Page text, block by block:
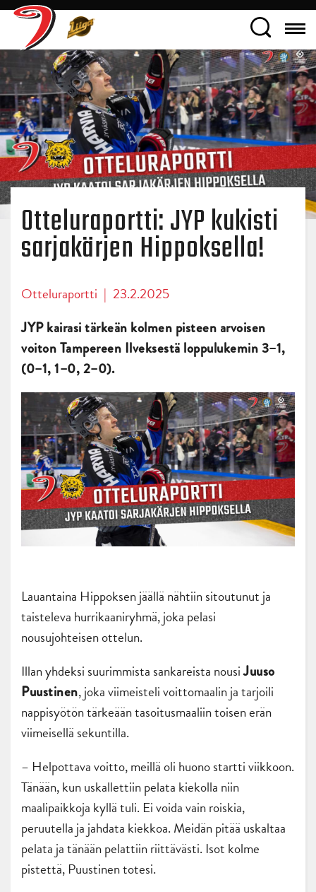
Otteluraportti: JYP kukisti
sarjakärjen Hippoksella!
Otteluraportti | 23.2.2025
JYP kairasi tärkeän kolmen pisteen arvoisen
voiton Tampereen Ilveksestä loppulukemin 3–1,
(0–1, 1–0, 2–0).
Lauantaina Hippoksen jäällä nähtiin sitoutunut ja
taisteleva hurrikaaniryhmä, joka pelasi
nousujohteisen ottelun.
Illan yhdeksi suurimmista sankareista nousiJuuso
Puustinen, joka viimeisteli voittomaalin ja tarjoili
nappisyötön tärkeään tasoitusmaaliin toisen erän
viimeisellä sekuntilla.
– Helpottava voitto, meillä oli huono startti viikkoon.
Tänään, kun uskallettiin pelata kiekolla niin
maalipaikkoja kyllä tuli. Ei voida vain roiskia,
peruutella ja jahdata kiekkoa. Meidän pitää uskaltaa
pelata ja tänään pelattiin riittävästi. Isot kolme
pistettä, Puustinen totesi.